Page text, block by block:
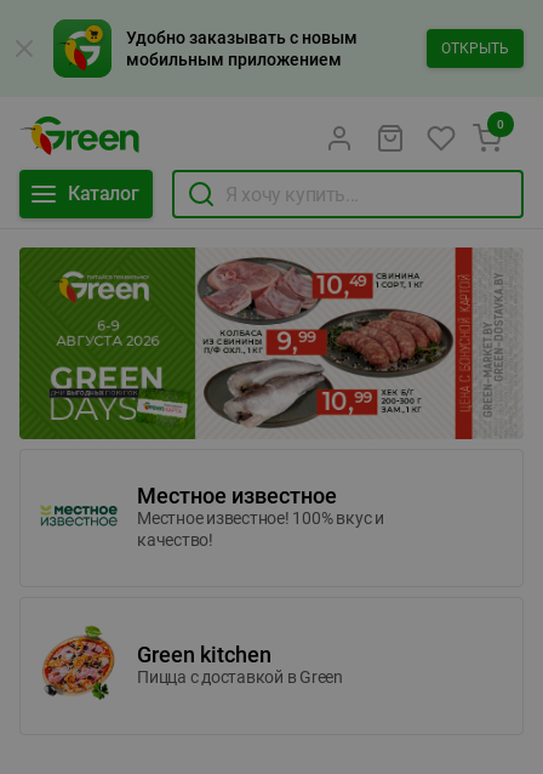
Удобно заказывать с новым
мобильным приложением
ОТКРЫТЬ
Каталог
0
Местное известное
Местное известное! 100% вкус и
качество!
Green kitchen
Пицца c доставкой в Green